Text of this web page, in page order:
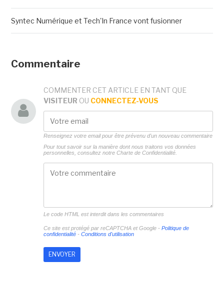
Syntec Numérique et Tech'In France vont fusionner
Commentaire
COMMENTER CET ARTICLE EN TANT QUE
VISITEUR OU CONNECTEZ-VOUS
Renseignez votre email pour être prévenu d'un nouveau commentaire
Pour tout savoir sur la manière dont nous traitons vos données
personnelles, consultez notre Charte de Confidentialité.
Le code HTML est interdit dans les commentaires
Ce site est protégé par reCAPTCHA et Google - Politique de
confidentialité- Conditions d'utilisation